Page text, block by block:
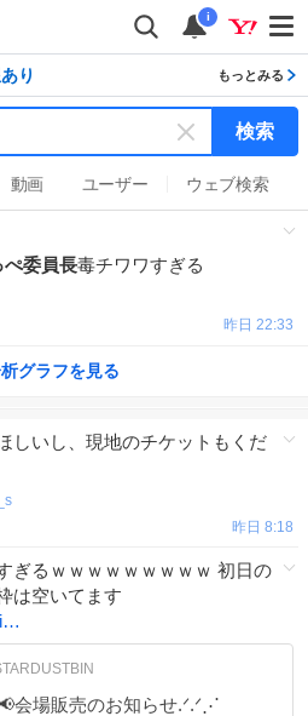
i
り もっとみる
キ
ー
ワ
ド
検索
動画 ユーザー ウェブ検索
ぺ委員長毒チワワすぎる
昨日 22:33
グラフを見る
しいし、現地のチケットもくだ
昨日 8:18
ぎるｗｗｗｗｗｗｗｗｗ 初日の
は空いてます
会場販売のお知らせ.ᐟ.ᐟ⋰